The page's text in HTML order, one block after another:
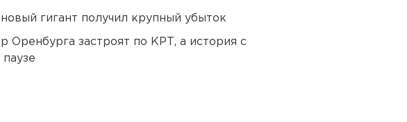
гигант получил крупный убыток
Оренбурга застроят по КРТ, а история с